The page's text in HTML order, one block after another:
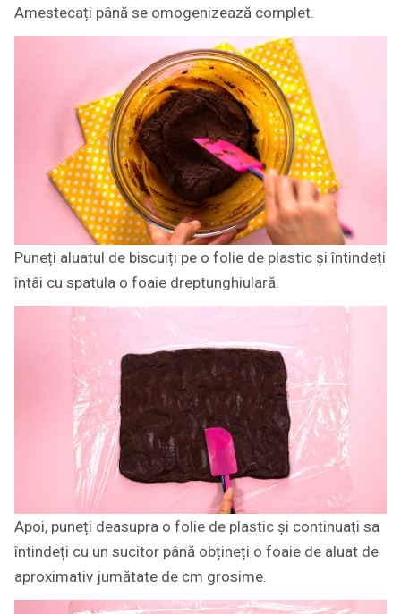
Amestecați până se omogenizează complet.
Puneți aluatul de biscuiți pe o folie de plastic și întindeți
întâi cu spatula o foaie dreptunghiulară.
Apoi, puneți deasupra o folie de plastic și continuați sa
întindeți cu un sucitor până obțineți o foaie de aluat de
aproximativ jumătate de cm grosime.